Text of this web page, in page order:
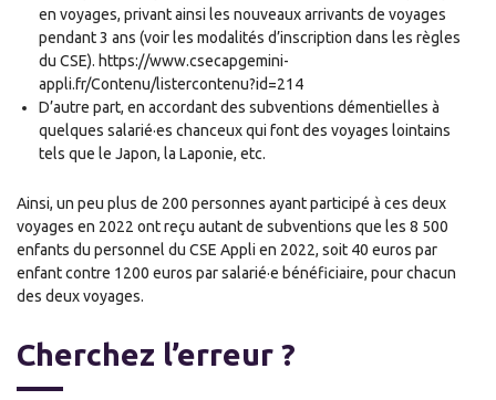
en voyages, privant ainsi les nouveaux arrivants de voyages
pendant 3 ans (voir les modalités d’inscription dans les règles
du CSE). https://www.csecapgemini-
appli.fr/Contenu/listercontenu?id=214
D’autre part, en accordant des subventions démentielles à
quelques salarié·es chanceux qui font des voyages lointains
tels que le Japon, la Laponie, etc.
Ainsi, un peu plus de 200 personnes ayant participé à ces deux
voyages en 2022 ont reçu autant de subventions que les 8 500
enfants du personnel du CSE Appli en 2022, soit 40 euros par
enfant contre 1200 euros par salarié·e bénéficiaire, pour chacun
des deux voyages.
Cherchez l’erreur ?